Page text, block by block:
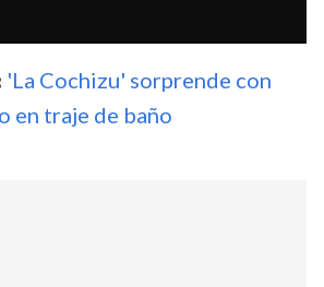
'La Cochizu' sorprende con
en traje de baño